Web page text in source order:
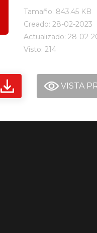
Tamaño: 843.45 KB
Creado: 28-02-2023
Actualizado: 28-02-
Visto: 214
VISTA